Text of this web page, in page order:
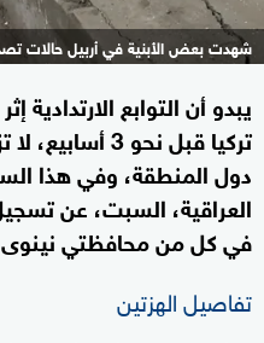
شهدت بعض الأبنية في أربيل حالات
يبدو أن التوابع الارتدادية
تركيا قبل نحو
دول المنطقة، وفي هذا
العراقية، السبت، عن
في كل من محافظتي نينوى
تفاصيل الهزتين